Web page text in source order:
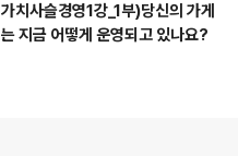
가치사슬경영1강_1부)당신의 가게
는 지금 어떻게 운영되고 있나요?